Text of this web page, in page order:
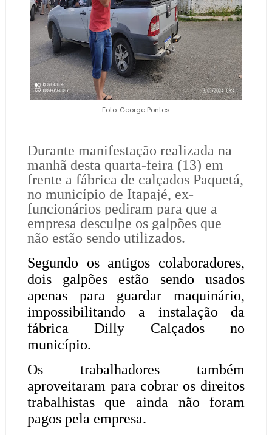
Foto: George Pontes
Durante manifestação realizada na
manhã desta quarta-feira (13) em
frente a fábrica de calçados Paquetá,
no município de Itapajé, ex-
funcionários pediram para que a
empresa desculpe os galpões que
não estão sendo utilizados.
Segundo os antigos colaboradores,
dois galpões estão sendo usados
apenas para guardar maquinário,
impossibilitando a instalação da
fábrica Dilly Calçados no
município.
Os trabalhadores também
aproveitaram para cobrar os direitos
trabalhistas que ainda não foram
pagos pela empresa.